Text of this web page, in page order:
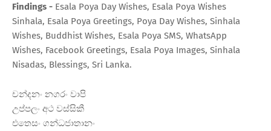
Findings - Esala Poya Day Wishes, Esala Poya Wishes
Sinhala, Esala Poya Greetings, Poya Day Wishes, Sinhala
Wishes, Buddhist Wishes, Esala Poya SMS, WhatsApp
Wishes, Facebook Greetings, Esala Poya Images, Sinhala
Nisadas, Blessings, Sri Lanka.
චන්දනං නගරං වාපි
උප්පලං අථ වස්සිකී
එතෙසං ගන්ධජාතානං